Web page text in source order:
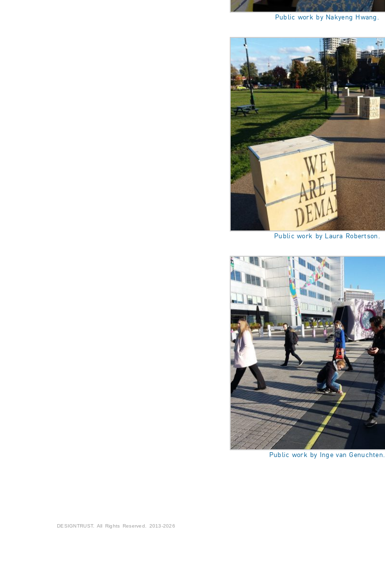
Public work by Nakyeng Hwang.
Public work by Laura Robertson.
Public work by Inge van Genuchten.
DESIGNTRUST. All Rights Reserved. 2013-2026